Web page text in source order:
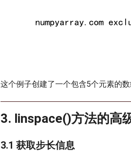
这个例子创建了一个包含5个元素的
3. linspace()方法的高
3.1 获取步长信息